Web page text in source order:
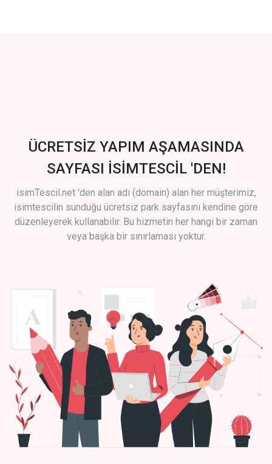
ÜCRETSİZ YAPIM AŞAMASINDA
SAYFASI İSİMTESCİL 'DEN!
isimTescil.net 'den alan adı (domain) alan her müşterimiz,
isimtescilin sunduğu ücretsiz park sayfasını kendine göre
düzenleyerek kullanabilir. Bu hizmetin her hangi bir zaman
veya başka bir sınırlaması yoktur.